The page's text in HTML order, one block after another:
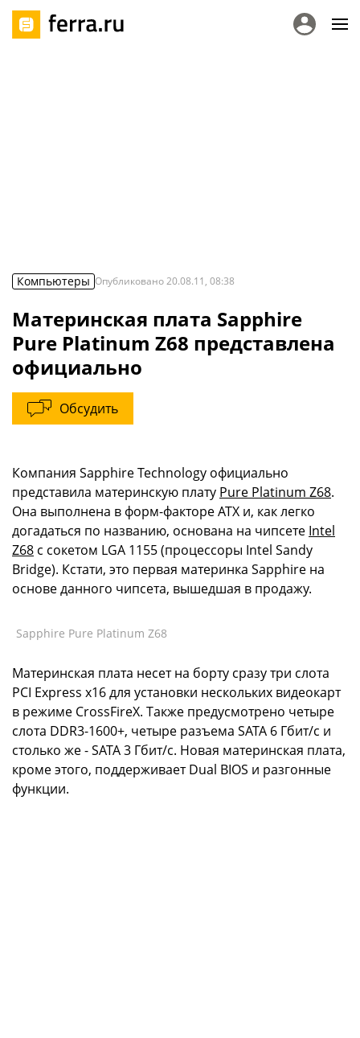
Компьютеры Опубликовано20.08.11, 08:38
Материнская плата Sapphire
Pure Platinum Z68 представлена
официально
Обсудить
Компания Sapphire Technology официально
представила материнскую плату Pure Platinum Z68.
Она выполнена в форм-факторе ATX и, как легко
догадаться по названию, основана на чипсете Intel
Z68 с сокетом LGA 1155 (процессоры Intel Sandy
Bridge). Кстати, это первая материнка Sapphire на
основе данного чипсета, вышедшая в продажу.
Sapphire Pure Platinum Z68
Материнская плата несет на борту сразу три слота
PCI Express x16 для установки нескольких видеокарт
в режиме CrossFireX. Также предусмотрено четыре
слота DDR3-1600+, четыре разъема SATA 6 Гбит/с и
столько же - SATA 3 Гбит/с. Новая материнская плата,
кроме этого, поддерживает Dual BIOS и разгонные
функции.